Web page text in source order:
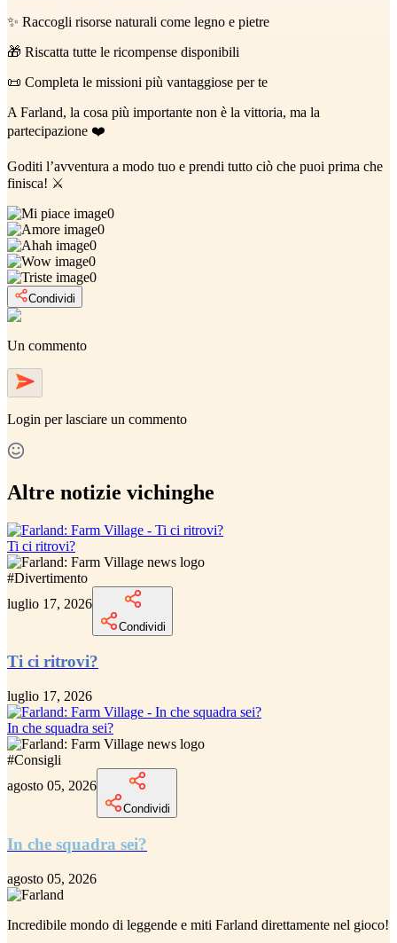
✨ Raccogli risorse naturali come legno e pietre
🎁 Riscatta tutte le ricompense disponibili
📜 Completa le missioni più vantaggiose per te
A Farland, la cosa più importante non è la vittoria, ma la
partecipazione ❤️
Goditi l’avventura a modo tuo e prendi tutto ciò che puoi prima che
finisca! ⚔️
0
0
0
0
0
Condividi
Un commento
Login per lasciare un commento
Altre notizie vichinghe
Ti ci ritrovi?
#Divertimento
luglio 17, 2026
Condividi
Ti ci ritrovi?
luglio 17, 2026
In che squadra sei?
#Consigli
agosto 05, 2026
Condividi
In che squadra sei?
agosto 05, 2026
Incredibile mondo di leggende e miti Farland direttamente nel gioco!